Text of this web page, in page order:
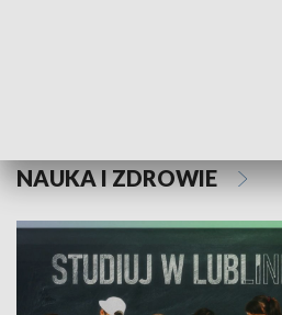
NAUKA I ZDROWIE